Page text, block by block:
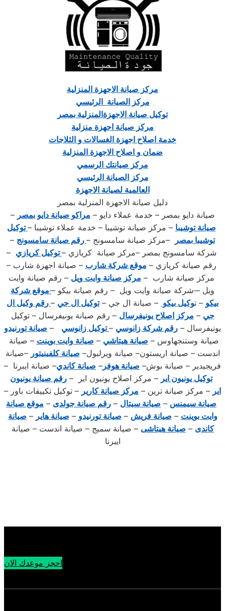
مركز صيانة الاجهزة المنزلية
مركز الصيانة الرئيسي
توكيل صيانة الاجهزةالمنزلية بمصر
مركز صيانة اجهزة منزلية
خدمة اصلاح اجهزة الغسالات و الثلاجات
ضمان و اصلاح الاجهزة المنزلية
مركز صيانتك الرسمي
مركز الصيانة الرئيسي
العالمية لصيانة الاجهزة
دليل صيانة الاجهزة المنزلية بمصر
صيانة دايو بمصر – خدمة عملاء دايو – مراكو صيانة دايو بمصر –
صيانة توشيبا – مركز صيانة توشيبا – خدمة عملاء توشيبا –توكيل
توشيبا بمصر
–مركز صيانة سامسونج – رقم صيانة سامسونج –
شركة سامسونج بمصر –مركز صيانة كريازي –توكيل كريازي –
رقم صيانة كريازي – موقع شركة شارب – صيانة اجهزة شارب –
مركز صيانة شارب – مركز صيانة وايت ويل – رقم صيانة وايت
ويل – شركة صيانة وايت ويل – رقم صيانة بيكو – موقع شركة
بيكو – توكيل بيكو – صيانة ال جي –توكيل ال جي – رقم وكيل ال
جي – مركز اصلاح يونيفرسال – رقم صيانة يونيفرسال – توكيل
يونيفرسال – رقم شركة زانوسي –توكيل زانوسي – صيانة تورنيدو
صيانة وستنجهاوس – صيانة هيتاشي – صيانة وايت بوينت – صيانة
اندست – صيانة اريستون– صيانة ويرلبول– صيانة كلفينيتور –صيانة
فريجيدير – صيانة بوش– صيانة هوفر – صيانة كاندي– صيانة ايبرنا –
توكيل يونيون اير – مركز اصلاح يونيون اير – رقم صيانة يونيون
اير – مركز صيانة ترين – مركز صيانة كارير – توكيل تكييفات باور –
صيانة سيمنس – صيانة سيتال – رقم صيانة جولدى – موقع صيانة
وايت بوينت – صيانة فريش – صيانة تورنيدو – صيانة هاير – صيانة
كاندى – صيانة هيتاشى – صيانة سميج – صيانة اندست – صيانة
ايبرنا
احجز موعدك الان